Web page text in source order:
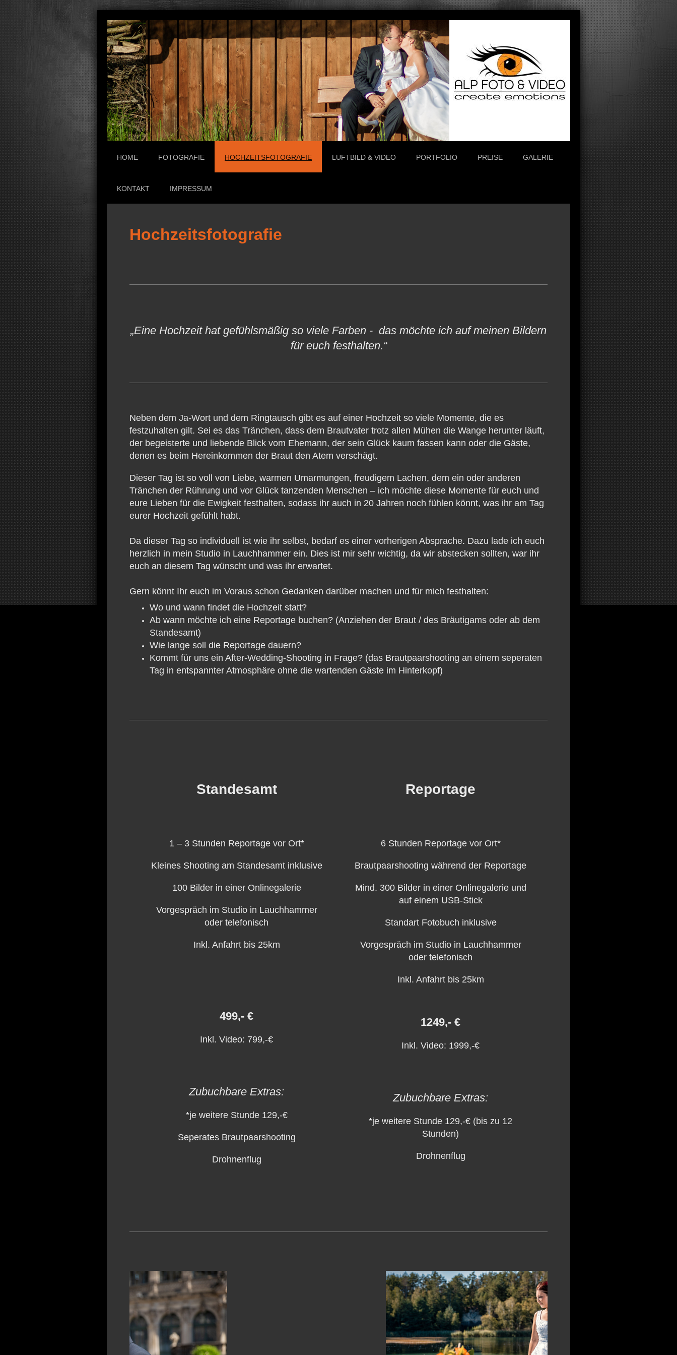
HOME FOTOGRAFIE HOCHZEITSFOTOGRAFIE LUFTBILD & VIDEO PORTFOLIO PREISE GALERIE
KONTAKT IMPRESSUM
Hochzeitsfotografie
„Eine Hochzeit hat gefühlsmäßig so viele Farben - das möchte ich auf meinen Bildern
für euch festhalten.“
Neben dem Ja-Wort und dem Ringtausch gibt es auf einer Hochzeit so viele Momente, die es
festzuhalten gilt. Sei es das Tränchen, dass dem Brautvater trotz allen Mühen die Wange herunter läuft,
der begeisterte und liebende Blick vom Ehemann, der sein Glück kaum fassen kann oder die Gäste,
denen es beim Hereinkommen der Braut den Atem verschägt.
Dieser Tag ist so voll von Liebe, warmen Umarmungen, freudigem Lachen, dem ein oder anderen
Tränchen der Rührung und vor Glück tanzenden Menschen – ich möchte diese Momente für euch und
eure Lieben für die Ewigkeit festhalten, sodass ihr auch in 20 Jahren noch fühlen könnt, was ihr am Tag
eurer Hochzeit gefühlt habt.
Da dieser Tag so individuell ist wie ihr selbst, bedarf es einer vorherigen Absprache. Dazu lade ich euch
herzlich in mein Studio in Lauchhammer ein. Dies ist mir sehr wichtig, da wir abstecken sollten, war ihr
euch an diesem Tag wünscht und was ihr erwartet.
Gern könnt Ihr euch im Voraus schon Gedanken darüber machen und für mich festhalten:
Wo und wann findet die Hochzeit statt?
Ab wann möchte ich eine Reportage buchen? (Anziehen der Braut / des Bräutigams oder ab dem
Standesamt)
Wie lange soll die Reportage dauern?
Kommt für uns ein After-Wedding-Shooting in Frage? (das Brautpaarshooting an einem seperaten
Tag in entspannter Atmosphäre ohne die wartenden Gäste im Hinterkopf)
Standesamt
1 – 3 Stunden Reportage vor Ort*
Kleines Shooting am Standesamt inklusive
100 Bilder in einer Onlinegalerie
Vorgespräch im Studio in Lauchhammer
oder telefonisch
Inkl. Anfahrt bis 25km
499,- €
Inkl. Video: 799,-€
Zubuchbare Extras:
*je weitere Stunde 129,-€
Seperates Brautpaarshooting
Drohnenflug
Reportage
6 Stunden Reportage vor Ort*
Brautpaarshooting während der Reportage
Mind. 300 Bilder in einer Onlinegalerie und
auf einem USB-Stick
Standart Fotobuch inklusive
Vorgespräch im Studio in Lauchhammer
oder telefonisch
Inkl. Anfahrt bis 25km
1249,- €
Inkl. Video: 1999,-€
Zubuchbare Extras:
*je weitere Stunde 129,-€ (bis zu 12
Stunden)
Drohnenflug